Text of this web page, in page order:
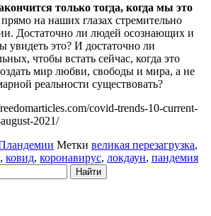
только тогда, когда мы это
на наших глазах стремительно
Достаточно ли людей осознающих и
увидеть это? И достаточно ли
чтобы встать сейчас, когда это
мир любви, свободы и мира, а не
реальности существовать?
covid-trends-10-current-
2021/
Метки великая перезагрузка,
, ковид, коронавирус, локдаун, пандемия